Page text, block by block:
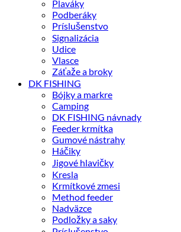
Plaváky
Podberáky
Príslušenstvo
Signalizácia
Udice
Vlasce
Záťaže a broky
DK FISHING
Bójky a markre
Camping
DK FISHING návnady
Feeder krmítka
Gumové nástrahy
Háčiky
Jigové hlavičky
Kresla
Krmítkové zmesi
Method feeder
Nadväzce
Podložky a saky